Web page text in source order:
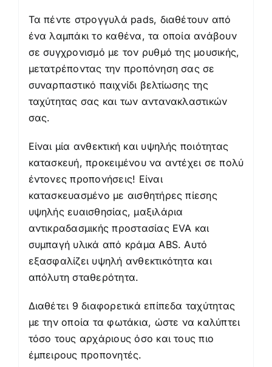
Τα πέντε στρογγυλά pads, διαθέτουν από
ένα λαμπάκι το καθένα, τα οποία ανάβουν
σε συγχρονισμό με τον ρυθμό της μουσικής,
μετατρέποντας την προπόνηση σας σε
συναρπαστικό παιχνίδι βελτίωσης της
ταχύτητας σας και των αντανακλαστικών
σας.
Είναι μία ανθεκτική και υψηλής ποιότητας
κατασκευή, προκειμένου να αντέχει σε πολύ
έντονες προπονήσεις! Είναι
κατασκευασμένο με αισθητήρες πίεσης
υψηλής ευαισθησίας, μαξιλάρια
αντικραδασμικής προστασίας EVA και
συμπαγή υλικά από κράμα ABS. Αυτό
εξασφαλίζει υψηλή ανθεκτικότητα και
απόλυτη σταθερότητα.
Διαθέτει 9 διαφορετικά επίπεδα ταχύτητας
με την οποία τα φωτάκια, ώστε να καλύπτει
τόσο τους αρχάριους όσο και τους πιο
έμπειρους προπονητές.